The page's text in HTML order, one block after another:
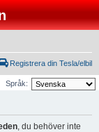
Registrera din Tesla/elbil
Språk:
, du behöver inte